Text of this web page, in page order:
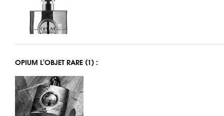
OPIUM L'OBJET RARE (1) :